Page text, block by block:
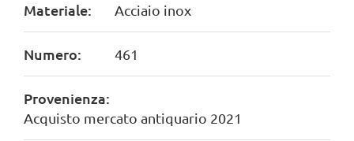
Materiale: Acciaio inox
Numero: 461
Provenienza:
Acquisto mercato antiquario 2021